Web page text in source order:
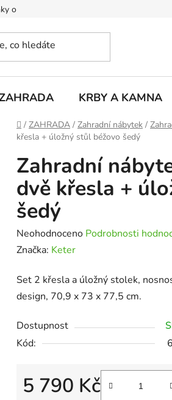
ochrany osobních údajů
KRBY A KAMNA
Domů
/ ZAHRADA / Zahradní nábytek /
křesla + úložný stůl béžovo šedý
Zahradní
dvě křesla +
šedý
Průměrné
hodnocení
je
0,0
5
hvězdiček.
Neohodnoceno Podrobnosti
Značka: Keter
Set 2 křesla a úložný stolek,
design, 70,9 x 73 x 77,5 cm.
Dostupnost
Kód:
5 790 Kč